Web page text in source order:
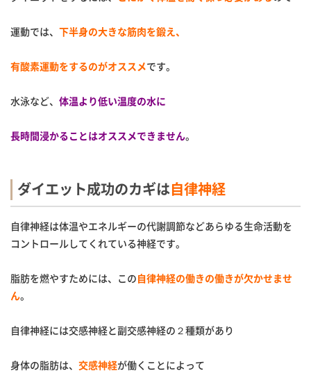
運動では、 下半身の大きな筋肉を鍛え、
有酸素運動をするのがオススメです。
水泳など、 体温より低い温度の水に
長時間浸かることはオススメできません。
ダイエット成功のカギは自律神経
自律神経は体温やエネルギーの代謝調節などあらゆる生命活動を
コントロールしてくれている神経です。
脂肪を燃やすためには、この自律神経の働きの働きが欠かせませ
ん。
自律神経には交感神経と副交感神経の２種類があり
身体の脂肪は、 交感神経が働くことによって